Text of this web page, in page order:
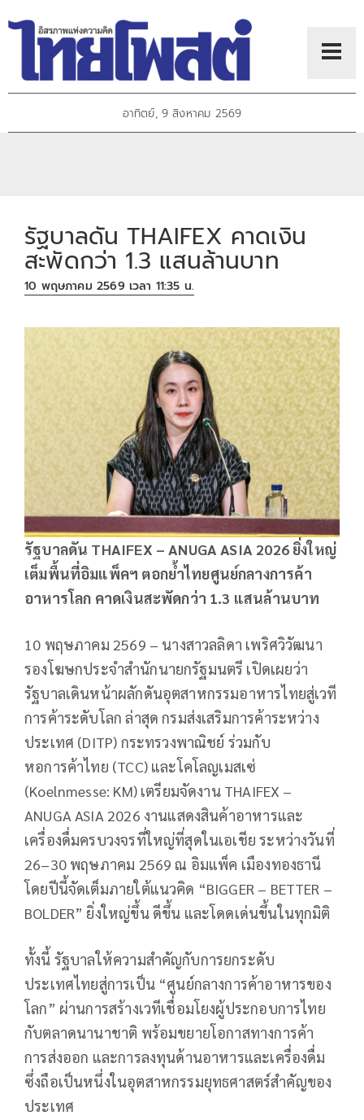
อาทิตย์, 9 สิงหาคม 2569
รัฐบาลดัน THAIFEX คาดเงิน
สะพัดกว่า 1.3 แสนล้านบาท
10 พฤษภาคม 2569 เวลา 11:35 น.
รัฐบาลดัน THAIFEX – ANUGA ASIA 2026 ยิ่งใหญ่
เต็มพื้นที่อิมแพ็คฯ ตอกย้ำไทยศูนย์กลางการค้า
อาหารโลก คาดเงินสะพัดกว่า 1.3 แสนล้านบาท
10 พฤษภาคม 2569 – นางสาวลลิดา เพริศวิวัฒนา
รองโฆษกประจำสำนักนายกรัฐมนตรี เปิดเผยว่า
รัฐบาลเดินหน้าผลักดันอุตสาหกรรมอาหารไทยสู่เวที
การค้าระดับโลก ล่าสุด กรมส่งเสริมการค้าระหว่าง
ประเทศ (DITP) กระทรวงพาณิชย์ ร่วมกับ
หอการค้าไทย (TCC) และโคโลญเมสเซ่
(Koelnmesse: KM) เตรียมจัดงาน THAIFEX –
ANUGA ASIA 2026 งานแสดงสินค้าอาหารและ
เครื่องดื่มครบวงจรที่ใหญ่ที่สุดในเอเชีย ระหว่างวันที่
26–30 พฤษภาคม 2569 ณ อิมแพ็ค เมืองทองธานี
โดยปีนี้จัดเต็มภายใต้แนวคิด “BIGGER – BETTER –
BOLDER” ยิ่งใหญ่ขึ้น ดีขึ้น และโดดเด่นขึ้นในทุกมิติ
ทั้งนี้ รัฐบาลให้ความสำคัญกับการยกระดับ
ประเทศไทยสู่การเป็น “ศูนย์กลางการค้าอาหารของ
โลก” ผ่านการสร้างเวทีเชื่อมโยงผู้ประกอบการไทย
กับตลาดนานาชาติ พร้อมขยายโอกาสทางการค้า
การส่งออก และการลงทุนด้านอาหารและเครื่องดื่ม
ซึ่งถือเป็นหนึ่งในอุตสาหกรรมยุทธศาสตร์สำคัญของ
ประเทศ